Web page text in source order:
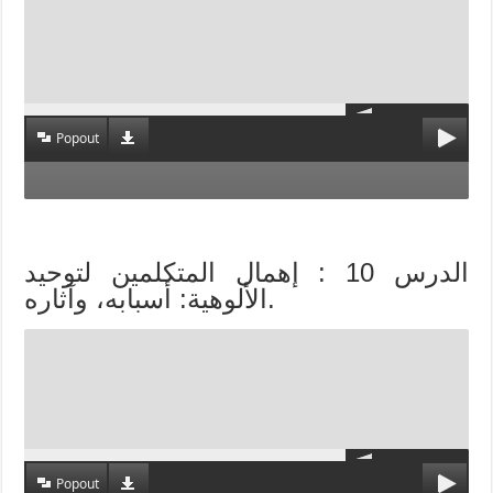
Popout
الدرس 10 : إهمال المتكلمين لتوحيد
الألوهية: أسبابه، وآثاره.
Popout